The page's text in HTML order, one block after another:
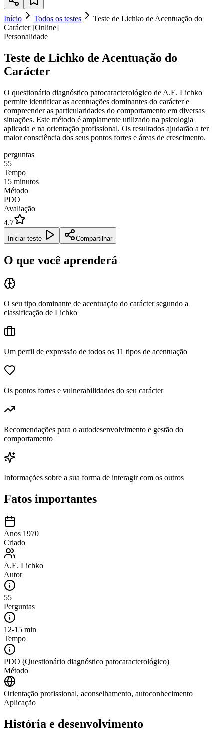
Início Todos os testes
Teste de Lichko de Acentuação do
Carácter [Online]
Personalidade
Teste de Lichko de Acentuação do
Carácter
O questionário diagnóstico patocaracterológico de A.E. Lichko
permite identificar as acentuações dominantes do carácter e
compreender as particularidades do comportamento em diversas
situações. Este método é amplamente utilizado na psicologia
aplicada e na orientação profissional. Os resultados ajudarão a ter
maior consciência dos seus pontos fortes e áreas de crescimento.
perguntas
55
Tempo
15 minutos
Método
PDO
Avaliação
4.7
Iniciar teste Compartilhar
O que você aprenderá
O seu tipo dominante de acentuação do carácter segundo a
classificação de Lichko
Um perfil de expressão de todos os 11 tipos de acentuação
Os pontos fortes e vulnerabilidades do seu carácter
Recomendações para o autodesenvolvimento e gestão do
comportamento
Informações sobre a sua forma de interagir com os outros
Fatos importantes
Anos 1970
Criado
A.E. Lichko
Autor
55
Perguntas
12-15 min
Tempo
PDO (Questionário diagnóstico patocaracterológico)
Método
Orientação profissional, aconselhamento, autoconhecimento
Aplicação
História e desenvolvimento